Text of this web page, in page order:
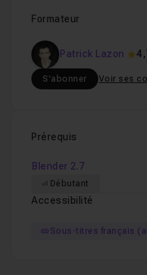
Formateur
Patrick Lazon
S'abonner Voir ses
Prérequis
Blender 2.7
Débutant
Accessibilité
Sous-titres français